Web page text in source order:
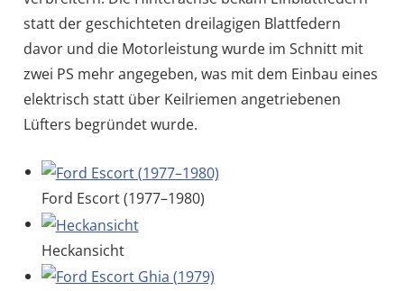
statt der geschichteten dreilagigen Blattfedern
davor und die Motorleistung wurde im Schnitt mit
zwei PS mehr angegeben, was mit dem Einbau eines
elektrisch statt über Keilriemen angetriebenen
Lüfters begründet wurde.
Ford Escort (1977–1980)
Heckansicht